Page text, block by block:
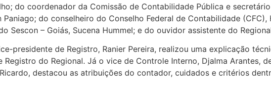
do coordenador da Comissão de Contabilidade Pública e
do conselheiro do Conselho Federal de Contabilidade
Sescon – Goiás, Sucena Hummel; e do ouvidor assistente do
presidente de Registro, Ranier Pereira, realizou uma explicação
do Regional. Já o vice de Controle Interno, Djalma Arantes,
destacou as atribuições do contador, cuidados e critérios